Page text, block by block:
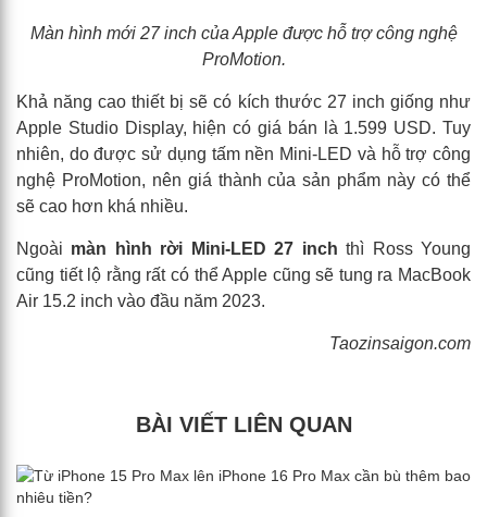
Màn hình mới 27 inch của Apple được hỗ trợ công nghệ
ProMotion.
Khả năng cao thiết bị sẽ có kích thước 27 inch giống như
Apple Studio Display, hiện có giá bán là 1.599 USD. Tuy
nhiên, do được sử dụng tấm nền Mini-LED và hỗ trợ công
nghệ ProMotion, nên giá thành của sản phẩm này có thể
sẽ cao hơn khá nhiều.
Ngoài màn hình rời Mini-LED 27 inchthì Ross Young
cũng tiết lộ rằng rất có thể Apple cũng sẽ tung ra MacBook
Air 15.2 inch vào đầu năm 2023.
Taozinsaigon.com
BÀI VIẾT LIÊN QUAN